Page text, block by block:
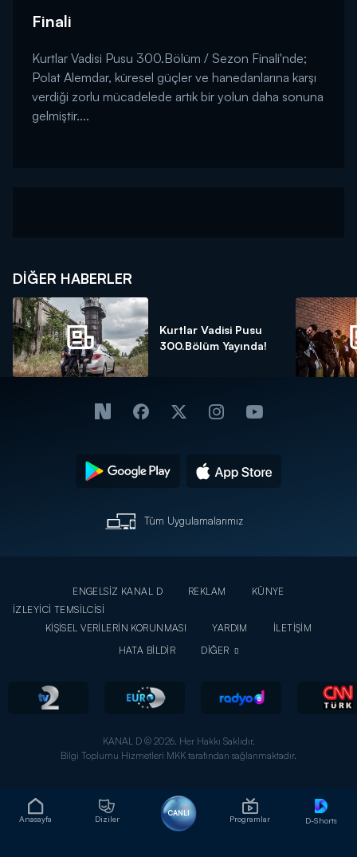
Anasayfa Diziler
CANLI
Programlar D-Shorts
Finali
Kurtlar Vadisi Pusu 300.Bölüm / Sezon Finali'nde;
Polat Alemdar, küresel güçler ve hanedanlarına karşı
verdiği zorlu mücadelede artık bir yolun daha sonuna
gelmiştir....
DIĞER HABERLER
Kurtlar Vadisi Pusu
300.Bölüm Yayında!
Tüm Uygulamalarımız
ENGELSİZ KANAL D REKLAM
KÜNYE
İZLEYİCİ TEMSİLCİSİ
KİŞİSEL VERİLERİN KORUNMASI
YARDIM
İLETİŞİM
HATA BİLDİR
DİĞER
KANAL D © 2026. Her Hakkı Saklıdır.
Bilgi Toplumu Hizmetleri MKK tarafından sağlanmaktadır.